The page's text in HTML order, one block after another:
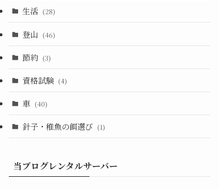
生活 (28)
登山 (46)
節約 (3)
資格試験 (4)
車 (40)
針子・稚魚の餌選び (1)
当ブログレンタルサーバー